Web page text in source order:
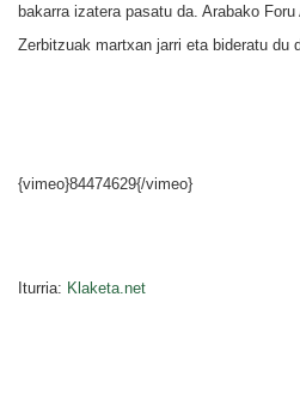
bakarra izatera pasatu da. Arabako
Zerbitzuak martxan jarri eta bideratu du
{vimeo}84474629{/vimeo}
Iturria: Klaketa.net